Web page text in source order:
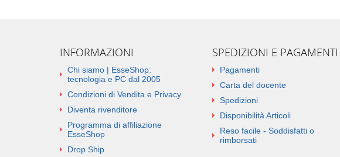
INFORMAZIONI
Chi siamo | EsseShop:
tecnologia e PC dal 2005
Condizioni di Vendita e Privacy
Diventa rivenditore
Programma di affiliazione
EsseShop
Drop Ship
SPEDIZIONI E PAGAMENTI
Pagamenti
Carta del docente
Spedizioni
Disponibilità Articoli
Reso facile - Soddisfatti o
rimborsati